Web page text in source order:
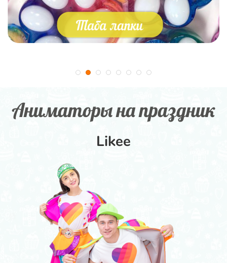
Аниматоры на праздник
Авокадо